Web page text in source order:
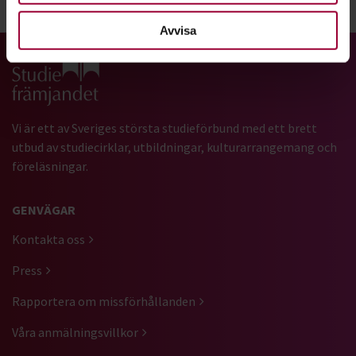
Avvisa
Dela: Facebook LinkedIn E-mail
Gå till studiefrämjandets startsida
Vi är ett av Sveriges största studieförbund med ett brett
utbud av studiecirklar, utbildningar, kulturarrangemang och
föreläsningar.
GENVÄGAR
Kontakta oss
Press
Rapportera om missförhållanden
Våra anmälningsvillkor